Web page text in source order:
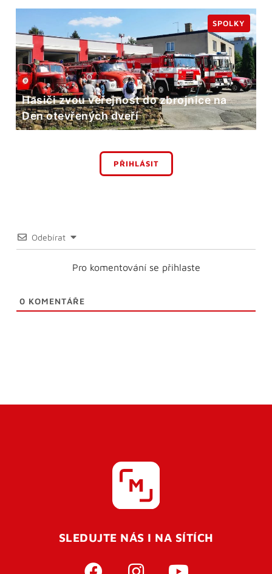
Hasiči zvou veřejnost do zbrojnice na
Den otevřených dveří
SPOLKY
PŘIHLÁSIT
Odebírat
Pro komentování se přihlaste
0 KOMENTÁŘE
SLEDUJTE NÁS I NA SÍTÍCH